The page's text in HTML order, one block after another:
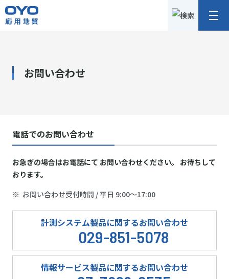
応
用
メ
お問い合わせ
電話でのお問い合わせ
お急ぎの場合はお電話にて お問い合わせください。 お待ちして
おります。
※ お問い合わせ受付時間 / 平日 9:00～17:00
計測システム製品に関するお問い合わせ
029-851-5078
情報サービス製品に関するお問い合わせ